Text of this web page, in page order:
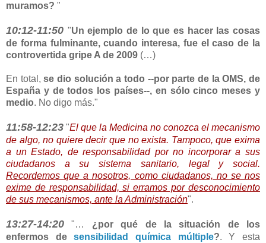
muramos? "
10:12-11:50 "Un ejemplo de lo que es hacer las cosas
de forma fulminante, cuando interesa, fue el caso de la
controvertida gripe A de 2009 (…)
En total,se dio solución a todo --por parte de la OMS, de
España y de todos los países--, en sólo cinco meses y
medio. No digo más."
11:58-12:23 "El que la Medicina no conozca el mecanismo
de algo, no quiere decir que no exista. Tampoco, que exima
a un Estado, de responsabilidad por no incorporar a sus
ciudadanos a su sistema sanitario, legal y social.
Recordemos que a nosotros, como ciudadanos, no se nos
exime de responsabilidad, si erramos por desconocimiento
de sus mecanismos, ante la Administración".
13:27-14:20 "… ¿por qué de la situación de los
enfermos desensibilidad química múltiple?. Y esta